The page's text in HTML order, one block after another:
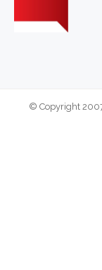
© Copyright